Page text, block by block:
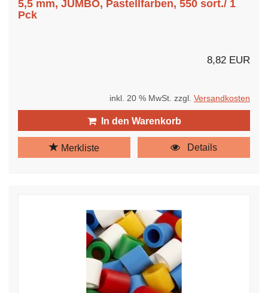
5,5 mm, JUMBO, Pastellfarben, 550 sort./ 1
Pck
8,82 EUR
inkl. 20 % MwSt. zzgl. Versandkosten
In den Warenkorb
Merkliste Details